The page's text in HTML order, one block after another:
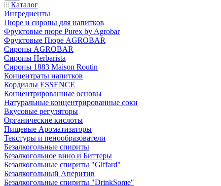
Каталог
Ингредиенты
Пюре и сиропы для напитков
Фруктовые пюре Purex by Agrobar
Фруктовые Пюре AGROBAR
Сиропы AGROBAR
Сиропы Herbarista
Сиропы 1883 Maison Routin
Концентраты напитков
Кордиалы ESSENCE
Концентрированные основы
Натуральные концентрированные соки
Вкусовые регуляторы
Органические кислоты
Пищевые Ароматизаторы
Текстуры и пенообразователи
Безалкогольные спириты
Безалкогольное вино и Биттеры
Безалкогольные спириты "Giffard"
Безалкогольный Аперитив
Безалкогольные спириты "DrinkSome"